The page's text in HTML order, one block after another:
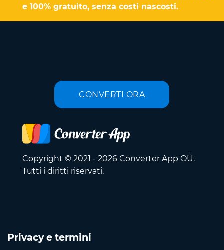
e 100% gratuito, senza costi nascosti.
CONVERTI ORA
Copyright © 2021 - 2026 Converter App OÜ.
Tutti i diritti riservati.
Privacy e termini